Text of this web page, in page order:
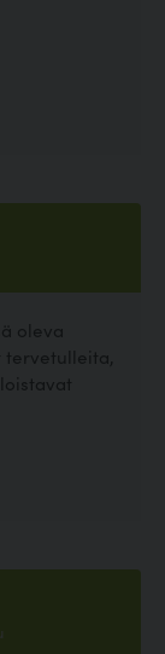
oleva
tervetulleita,